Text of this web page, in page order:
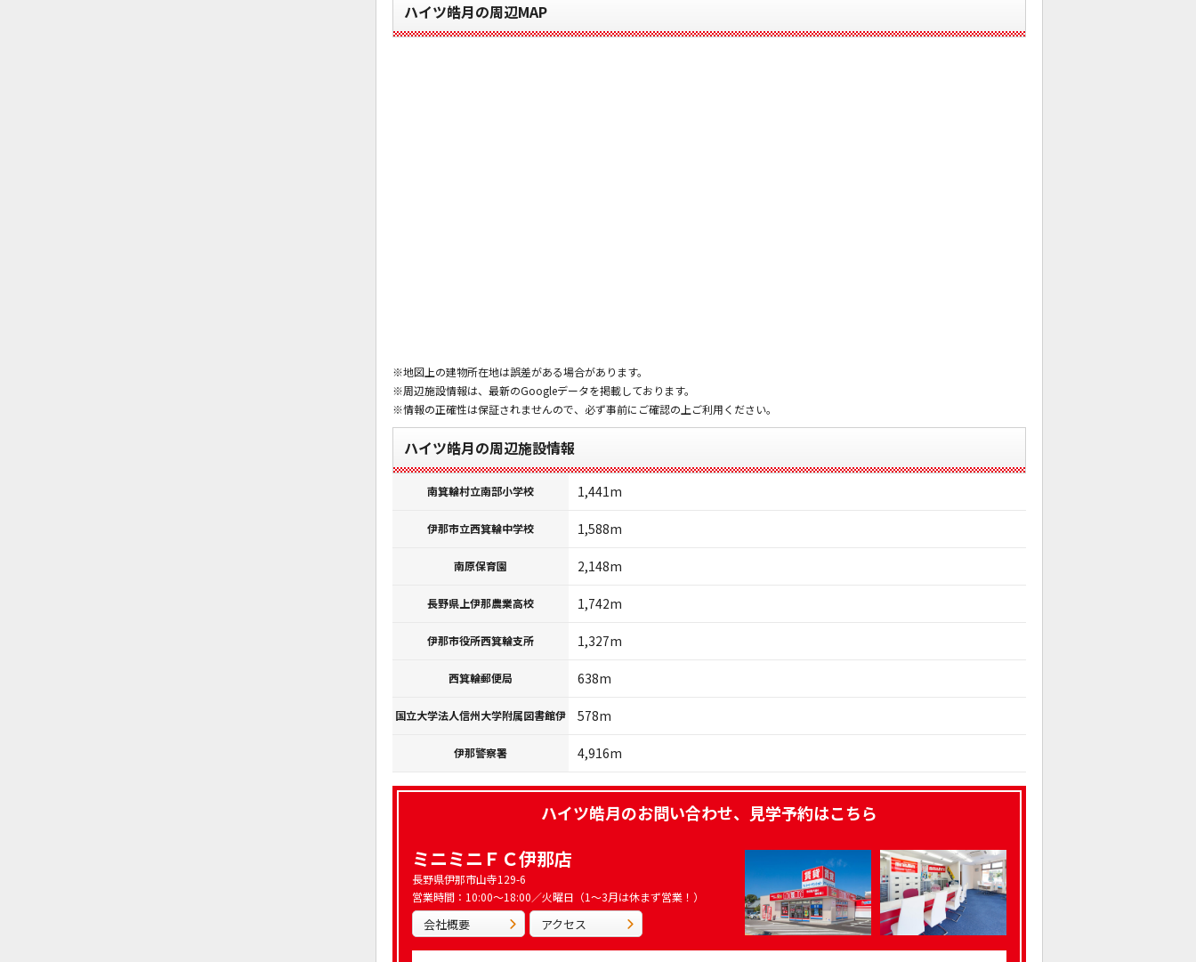
ハイツ皓月の周辺MAP
※地図上の建物所在地は誤差がある場合があります。
※周辺施設情報は、最新のGoogleデータを掲載しております。
※情報の正確性は保証されませんので、必ず事前にご確認の上ご利用ください。
ハイツ皓月の周辺施設情報
南箕輪村立南部小学校 1,441m
伊那市立西箕輪中学校 1,588m
南原保育園 2,148m
長野県上伊那農業高校 1,742m
伊那市役所西箕輪支所 1,327m
西箕輪郵便局 638m
国立大学法人信州大学附属図書館伊 578m
伊那警察署 4,916m
ハイツ皓月のお問い合わせ、見学予約はこちら
ミニミニＦＣ伊那店
長野県伊那市山寺129-6
営業時間：10:00～18:00／火曜日（1～3月は休まず営業！）
会社概要 アクセス